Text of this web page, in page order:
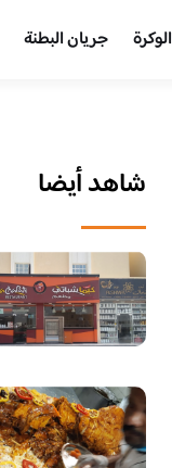
الوكرة جريان البطنة
شاهد أيضا